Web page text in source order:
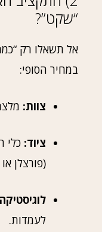
“שקט”?
אל תשאלו רק
במחיר הסופי:
צוות:
ציוד: כלי
(פורצלן
לעמדות.